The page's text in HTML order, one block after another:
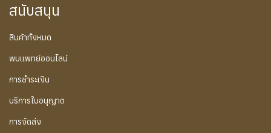
สนับสนุน
สินค้าทั้งหมด
พบแพทย์ออนไลน์
การชำระเงิน
บริการใบอนุญาต
การจัดส่ง